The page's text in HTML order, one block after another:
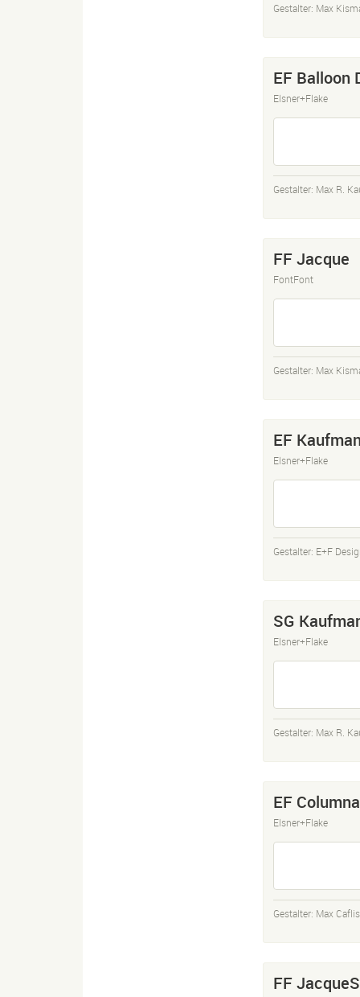
Gestalter: Max
EF Balloon
Elsner+Flake
Gestalter: Max R.
FF Jacque
FontFont
Gestalter: Max
EF
Elsner+Flake
Gestalter: E+F
SG
Elsner+Flake
Gestalter: Max R.
EF
Elsner+Flake
Gestalter: Max
FF